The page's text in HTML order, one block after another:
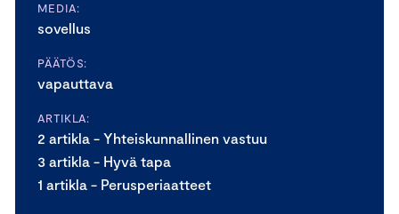
MEDIA:
sovellus
PÄÄTÖS:
vapauttava
ARTIKLA:
2 artikla - Yhteiskunnallinen vastuu
3 artikla - Hyvä tapa
1 artikla - Perusperiaatteet